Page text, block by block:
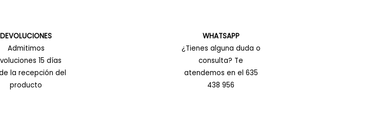
DEVOLUCIONES
Admitimos
15 días
la recepción del
producto
WHATSAPP
¿Tienes alguna duda o
consulta? Te
atendemos en el 635
438 956